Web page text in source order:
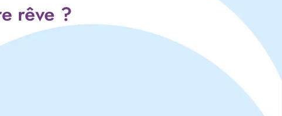
rêve ?